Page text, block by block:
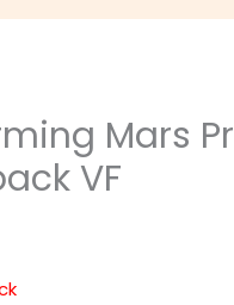
Mars
VF